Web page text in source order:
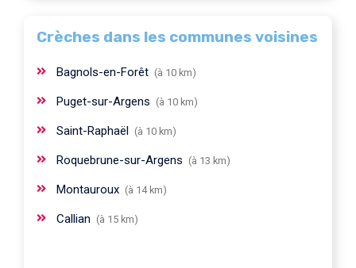
Crèches dans les communes voisines
Bagnols-en-Forêt (à 10 km)
Puget-sur-Argens (à 10 km)
Saint-Raphaël (à 10 km)
Roquebrune-sur-Argens (à 13 km)
Montauroux (à 14 km)
Callian (à 15 km)